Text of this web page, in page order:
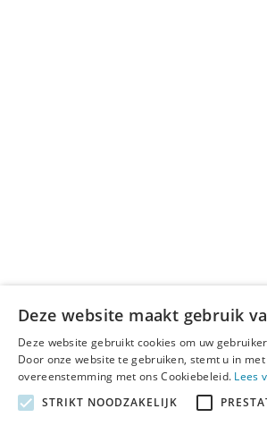
Deze website maakt gebruik
Deze website gebruikt cookies om uw
Door onze website te gebruiken, stemt u in
overeenstemming met ons Cookiebeleid. Lees
STRIKT NOODZAKELIJK